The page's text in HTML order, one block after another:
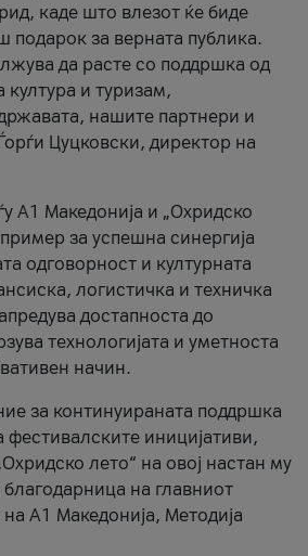
каде што влезот ќе биде
подарок за верната публика.
да расте со поддршка од
култура и туризам,
нашите партнери и
Цуцковски, директор на
A1 Македонија и „Охридско
за успешна синергија
одговорност и културната
логистичка и техничка
достапноста до
технологијата и уметноста
начин.
за континуираната поддршка
фестивалските иницијативи,
лето“ на овој настан му
на главниот
A1 Македонија, Методија